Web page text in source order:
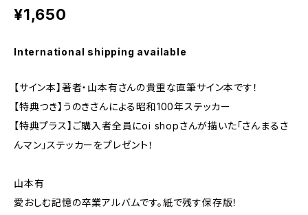
¥1,650
International shipping available
【サイン本】著者・山本有さんの貴重な直筆サイン本です！
【特典つき】うのきさんによる昭和100年ステッカー
【特典プラス】ご購入者全員にoi shopさんが描いた「さんまるさ
んマン」ステッカーをプレゼント！
山本有
愛おしむ記憶の卒業アルバムです。紙で残す保存版！